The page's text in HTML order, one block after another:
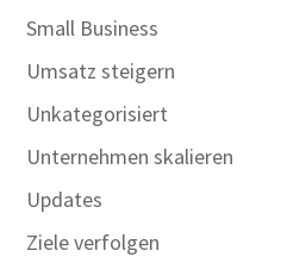
Small Business
Umsatz steigern
Unkategorisiert
Unternehmen skalieren
Updates
Ziele verfolgen